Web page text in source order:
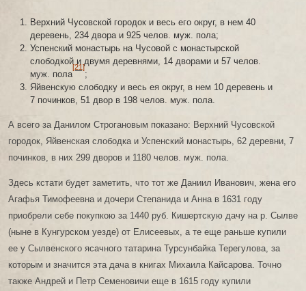
Верхний Чусовской городок и весь его округ, в нем 40
деревень, 234 двора и 925 челов. муж. пола;
Успенский монастырь на Чусовой с монастырской
слободкой и двумя деревнями, 14 дворами и 57 челов.
муж. пола
[21]
;
Яйвенскую слободку и весь ея округ, в нем 10 деревень и
7 починков, 51 двор в 198 челов. муж. пола.
А всего за Данилом Строгановым показано: Верхний Чусовской
городок, Яйвенская слободка и Успенский монастырь, 62 деревни, 7
починков, в них 299 дворов и 1180 челов. муж. пола.
Здесь кстати будет заметить, что тот же Даниил Иванович, жена его
Агафья Тимофеевна и дочери Степанида и Анна в 1631 году
приобрели себе покупкою за 1440 руб. Кишертскую дачу на р. Сылве
(ныне в Кунгурском уезде) от Елисеевых, а те еще раньше купили
ее у Сылвенского ясачного татарина Турсунбайка Терегулова, за
которым и значится эта дача в книгах Михаила Кайсарова. Точно
также Андрей и Петр Семеновичи еще в 1615 году купили